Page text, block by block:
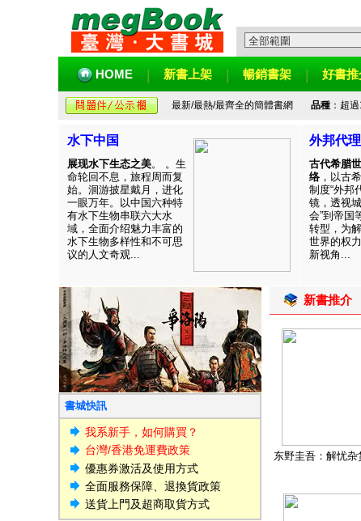
HOME 新書上架 暢銷書架 好書推
最新/最熱/最齊全的簡體書網 品種：超
水下中国
展现水下生态之美。 。生
命轮回不息，旅程周而复
始。洄游披星戴月，进化
一眼万年。以中国六种特
有水下生物串联六大水
域，全面介绍魅力丰富的
水下生物多样性和不可思
议的人文奇观...
外邦代
古代希腊
络 ，以古
制度“外邦
镜，透视
会”到帝国
转型，为
世界的权
新视角...
書城快訊
我系新手，如何購買？
台灣/香港免運費政策
優惠券激活及使用方式
全面服務保障、退換貨政策
送貨上門及超商取貨方式
新書推介
东野圭吾：解忧杂